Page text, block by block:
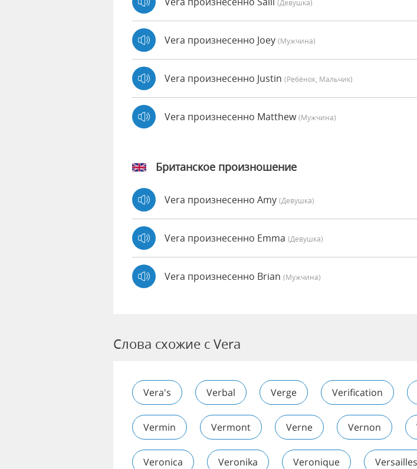
(девушка)
Vera произнесенно Joey (мужчина)
Vera произнесенно Justin (Ребёнок, Мальчик)
Vera произнесенно Matthew(мужчина)
Британское произношение
Vera произнесенно Amy (девушка)
Vera произнесенно Emma (девушка)
Vera произнесенно Brian (мужчина)
Слова схожие с Vera
Vera's Verbal Verge Verification
Vermin Vermont Verne Vernon
Veronica Veronika Veronique Versailles